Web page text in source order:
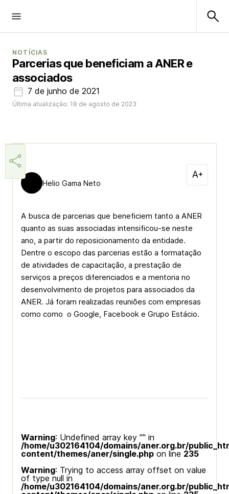
NOTÍCIAS
Parcerias que beneficiam a ANER e
associados
7 de junho de 2021
Última atualização: 18 de agosto de 2023
Helio Gama Neto
A busca de parcerias que beneficiem tanto a ANER
quanto as suas associadas intensificou-se neste
ano, a partir do reposicionamento da entidade.
Dentre o escopo das parcerias estão a formatação
de atividades de capacitação, a prestação de
serviços a preços diferenciados e a mentoria no
desenvolvimento de projetos para associados da
ANER. Já foram realizadas reuniões com empresas
como como o Google, Facebook e Grupo Estácio.
Warning: Undefined array key "" in
/home/u302164104/domains/aner.org.br/
content/themes/aner/single.php on line 235
Warning: Trying to access array offset on value
of type null in
/home/u302164104/domains/aner.org.br/